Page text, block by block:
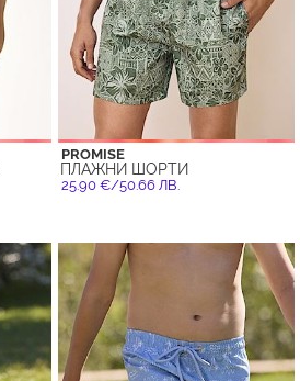
PROMISE
ПЛАЖНИ ШОРТИ
25.90 €/50.66 ЛВ.